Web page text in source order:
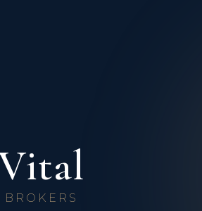
BROKERS